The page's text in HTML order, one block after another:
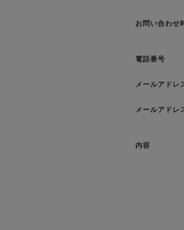
お問い合わせ
電話番号
メールアドレ
メールアドレ
内容